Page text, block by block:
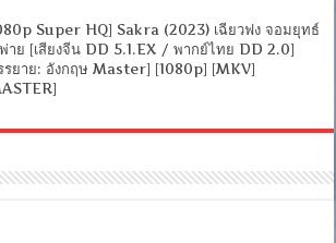
Super HQ] Sakra (2023) เฉียวฟง จอมยุทธ์
าย [เสียงจีน DD 5.1.EX / พากย์ไทย DD 2.0]
รยาย: อังกฤษ Master] [1080p] [MKV]